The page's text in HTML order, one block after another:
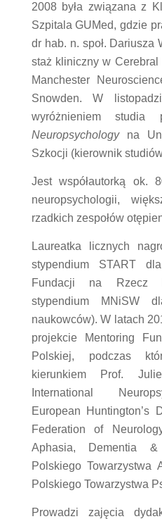
2008 była związana z
Szpitala GUMed, gdzie
dr hab. n. społ. Dariusza
staż kliniczny w
Manchester
Snowden. W
wyróżnieniem studia
Neuropsychologyna
Szkocji (kierownik
Jest współautorką ok.
neuropsychologii,
rzadkich zespołów
Laureatka licznych
stypendium START
Fundacji na Rzecz
stypendium MNiSW
naukowców). W latach
projekcie Mentoring
Polskiej, podczas
kierunkiem Prof.
International
European Huntington’s
Federation of
Aphasia, Dementia
Polskiego Towarzystwa
Polskiego Towarzystwa
Prowadzi zajęcia